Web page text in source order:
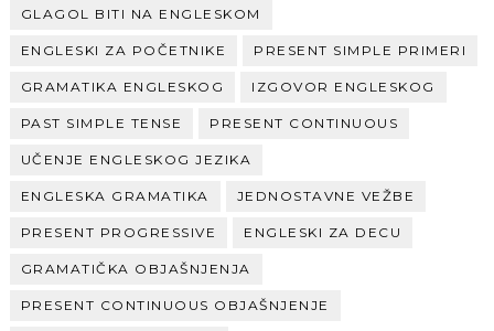
GLAGOL BITI NA ENGLESKOM
ENGLESKI ZA POČETNIKE PRESENT SIMPLE PRIMERI
GRAMATIKA ENGLESKOG IZGOVOR ENGLESKOG
PAST SIMPLE TENSE PRESENT CONTINUOUS
UČENJE ENGLESKOG JEZIKA
ENGLESKA GRAMATIKA JEDNOSTAVNE VEŽBE
PRESENT PROGRESSIVE ENGLESKI ZA DECU
GRAMATIČKA OBJAŠNJENJA
PRESENT CONTINUOUS OBJAŠNJENJE